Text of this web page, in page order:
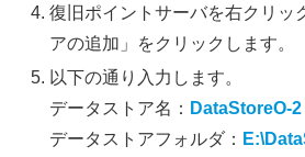
復旧ポイントサーバを右クリッ
アの追加」をクリックします。
以下の通り入力します。
データストア名： DataStoreO-2
データストアフォルダ：